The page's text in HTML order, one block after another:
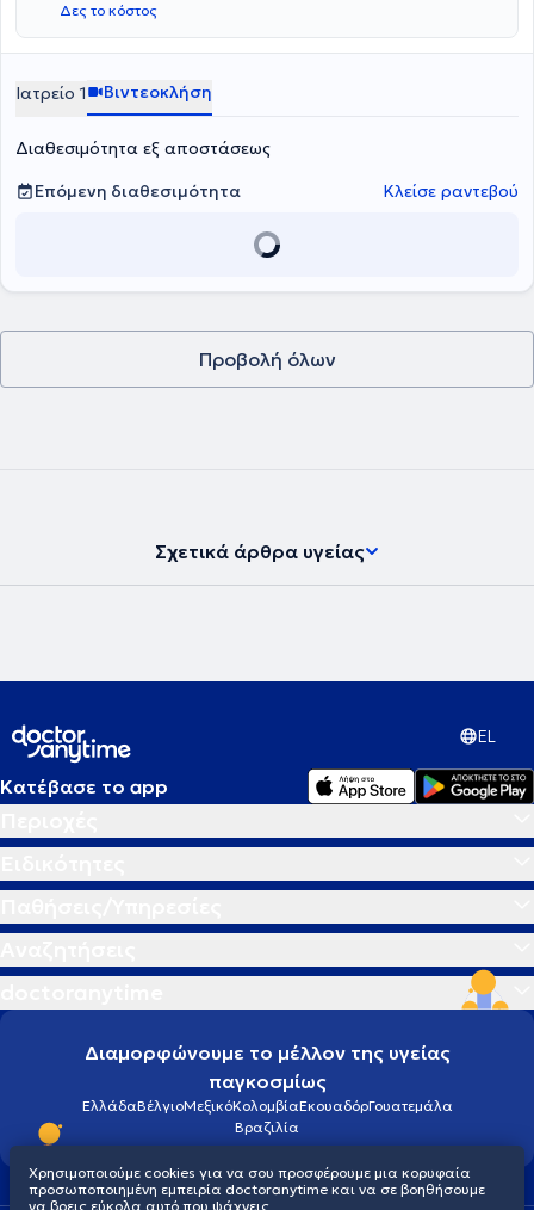
Δες το κόστος
Ιατρείο 1 Βιντεοκλήση
Διαθεσιμότητα εξ αποστάσεως
Επόμενη διαθεσιμότητα
Κλείσε ραντεβού
Προβολή όλων
Σχετικά άρθρα υγείας
EL
Κατέβασε το app
Διαμορφώνουμε το μέλλον της υγείας
παγκοσμίως
ΕλλάδαΒέλγιοΜεξικόΚολομβίαΕκουαδόρΓουατεμάλα
Βραζιλία
Χρησιμοποιούμε cookies για να σου προσφέρουμε μια κορυφαία
προσωποποιημένη εμπειρία doctoranytime και να σε βοηθήσουμε
να βρεις εύκολα αυτό που ψάχνεις.